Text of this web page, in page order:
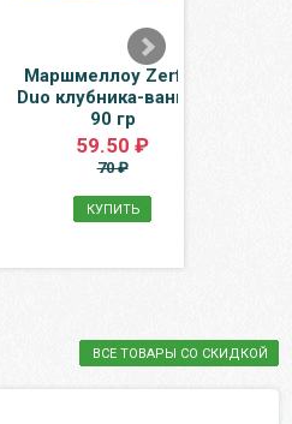
Маршмеллоу Zerfer
Duo клубника-ваниль
90 гр
59.50 ₽
70 ₽
КУПИТЬ
ВСЕ ТОВАРЫ СО СКИДКОЙ